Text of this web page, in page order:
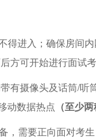
进入；确保房间
方可开始进行面试考
摄像头及话筒/听
动数据热点 （至少
需要正向面对考